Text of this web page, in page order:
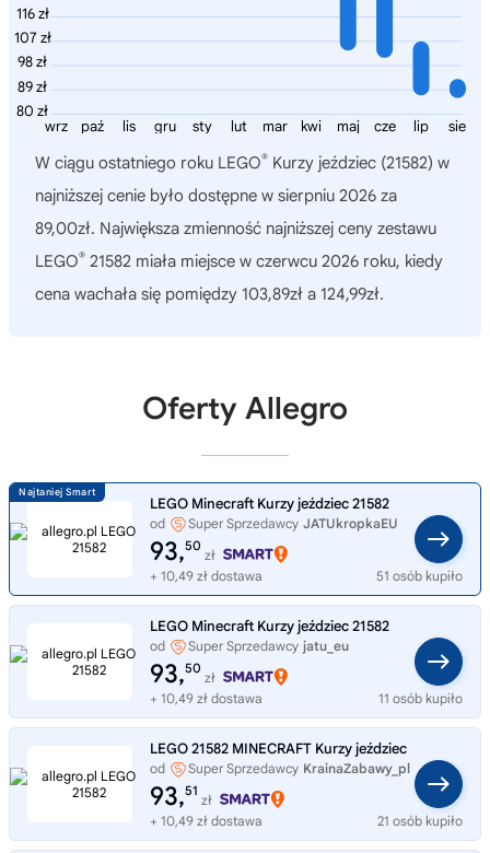
116 zł
107 zł
98 zł
89 zł
80 zł
sie
lip
cze
maj
kwi
mar
lut
sty
gru
lis
paź
wrz
W ciągu ostatniego roku LEGO® Kurzy jeździec (21582) w
najniższej cenie było dostępne w sierpniu 2026 za
89,00zł. Największa zmienność najniższej ceny zestawu
LEGO® 21582 miała miejsce w czerwcu 2026 roku, kiedy
cena wachała się pomiędzy 103,89zł a 124,99zł.
Oferty Allegro
LEGO Minecraft Kurzy jeździec 21582
od Super Sprzedawcy JATUkropkaEU
93,50
zł
+ 10,49 zł dostawa
51 osób kupiło
LEGO Minecraft Kurzy jeździec 21582
od Super Sprzedawcy jatu_eu
93,50
zł
+ 10,49 zł dostawa
11 osób kupiło
LEGO 21582 MINECRAFT Kurzy jeździec
od Super Sprzedawcy KrainaZabawy_pl
93,51
zł
+ 10,49 zł dostawa
21 osób kupiło